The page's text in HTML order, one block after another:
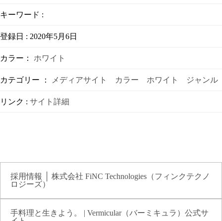
キーワード :
登録日 : 2020年5月6日
カラー： ホワイト
カテゴリー ： メディアサイト カラー ホワイト ジャンル
リンク : サイト詳細
採用情報 │ 株式会社 FiNC Technologies（フィンクテクノ
ロジーズ）
手料理と生きよう。 | Vermicular（バーミキュラ）公式サ